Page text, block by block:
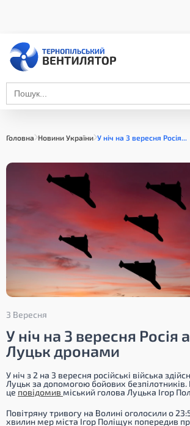
Search
for:
Головна Новини України У ніч на 3 вересня Росія...
3 Вересня
У ніч на 3 вересня Росія
Луцьк дронами
У ніч з 2 на 3 вересня російські війська
Луцьк за допомогою бойових безпілотників.
це повідомив міський голова Луцька Ігор
Повітряну тривогу на Волині оголосили о
хвилин мер міста Ігор Поліщук попередив